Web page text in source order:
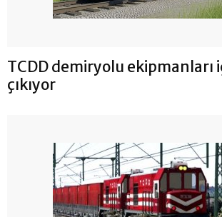
TCDD demiryolu ekipmanları
çıkıyor